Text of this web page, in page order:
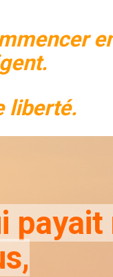
liberté.
payait